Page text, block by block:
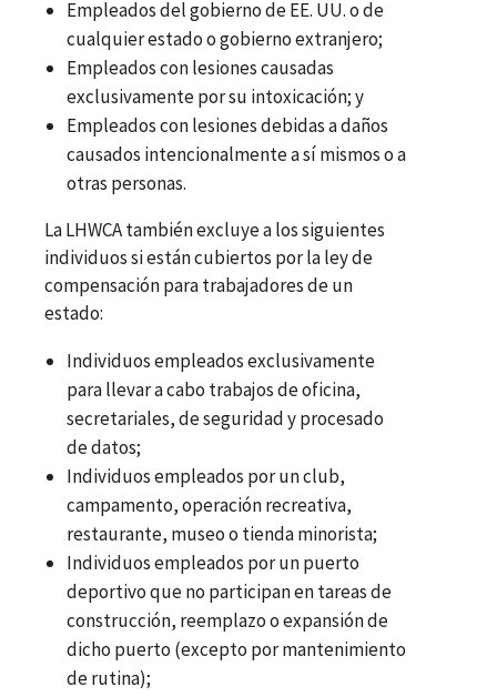
Empleados del gobierno de EE. UU. o de
cualquier estado o gobierno extranjero;
Empleados con lesiones causadas
exclusivamente por su intoxicación; y
Empleados con lesiones debidas a daños
causados intencionalmente a sí mismos o a
otras personas.
La LHWCA también excluye a los siguientes
individuos si están cubiertos por la ley de
compensación para trabajadores de un
estado:
Individuos empleados exclusivamente
para llevar a cabo trabajos de oficina,
secretariales, de seguridad y procesado
de datos;
Individuos empleados por un club,
campamento, operación recreativa,
restaurante, museo o tienda minorista;
Individuos empleados por un puerto
deportivo que no participan en tareas de
construcción, reemplazo o expansión de
dicho puerto (excepto por mantenimiento
de rutina);